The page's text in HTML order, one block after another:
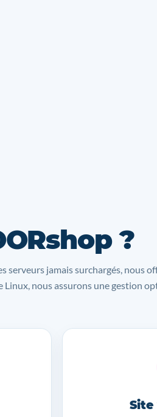
?
serveurs jamais surchargés, nous
nous assurons une gestion
Site